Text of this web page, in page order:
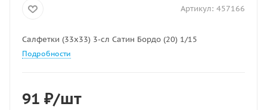
Артикул: 457166
Салфетки (33х33) 3-сл Сатин Бордо (20) 1/15
Подробности
91 ₽/шт